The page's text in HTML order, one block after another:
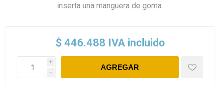
inserta una manguera de goma.
$ 446.488 IVA incluido
i
h